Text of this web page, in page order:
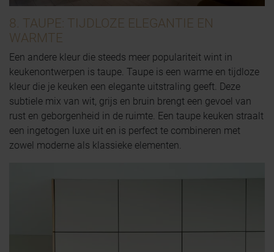
8. TAUPE: TIJDLOZE ELEGANTIE EN
WARMTE
Een andere kleur die steeds meer populariteit wint in
keukenontwerpen is taupe. Taupe is een warme en tijdloze
kleur die je keuken een elegante uitstraling geeft. Deze
subtiele mix van wit, grijs en bruin brengt een gevoel van
rust en geborgenheid in de ruimte. Een taupe keuken straalt
een ingetogen luxe uit en is perfect te combineren met
zowel moderne als klassieke elementen.